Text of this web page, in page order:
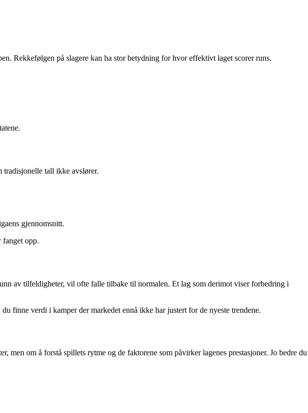
Rekkefølgen på slagere kan ha stor betydning for hvor effektivt laget scorer runs.
tall ikke avslører.
gjennomsnitt.
fanget opp.
av tilfeldigheter, vil ofte falle tilbake til normalen. Et lag som derimot viser forbedring i
finne verdi i kamper der markedet ennå ikke har justert for de nyeste trendene.
om å forstå spillets rytme og de faktorene som påvirker lagenes prestasjoner. Jo bedre du